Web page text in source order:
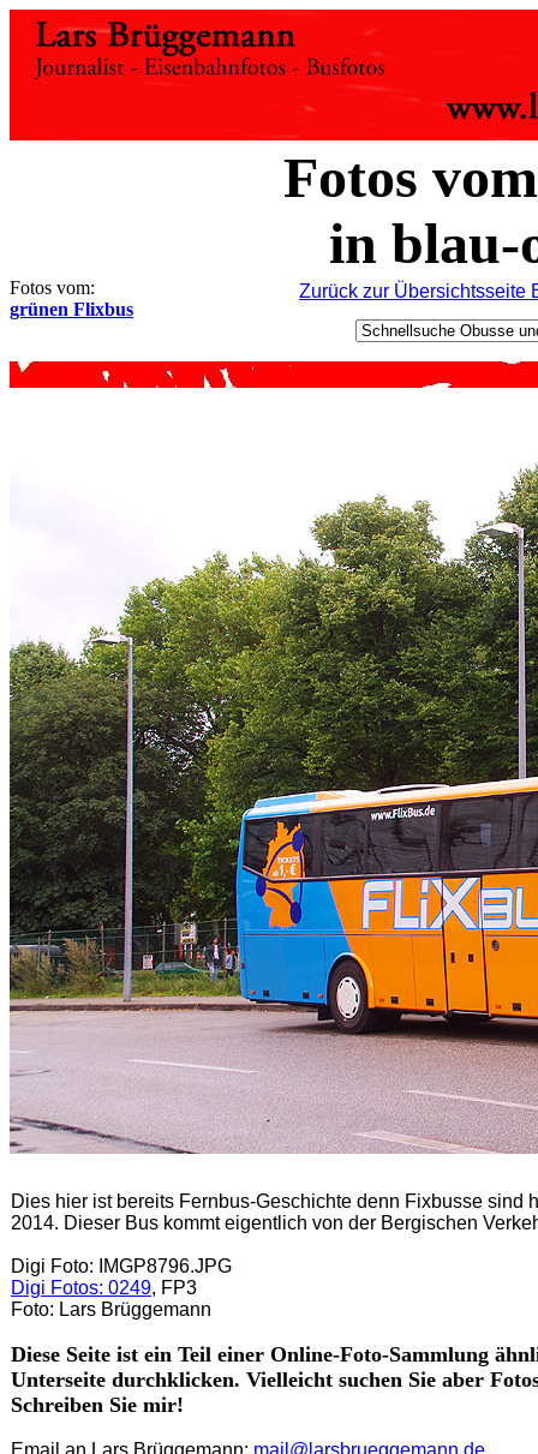
Fotos
in blau-
Fotos vom:
grünen Flixbus
Zurück zur Übersichtsseite
Dies hier ist bereits Fernbus-Geschichte denn Fixbusse
2014. Dieser Bus kommt eigentlich von der Bergischen
Digi Foto: IMGP8796.JPG
Digi Fotos: 0249, FP3
Foto: Lars Brüggemann
Diese Seite ist ein Teil einer Online-Foto-Sammlung
Unterseite durchklicken. Vielleicht suchen Sie aber
Schreiben Sie mir!
Email an Lars Brüggemann: mail@larsbrueggemann.de